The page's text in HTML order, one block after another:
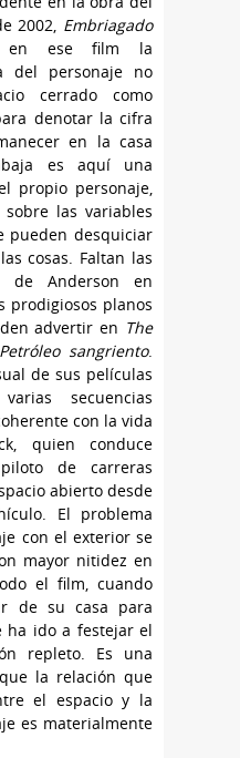
2002, Embriagado
en ese film la
del personaje no
cerrado como
denotar la cifra
en la casa
es aquí una
propio personaje,
las variables
pueden desquiciar
cosas. Faltan las
de Anderson en
prodigiosos planos
advertir en The
Petróleo sangriento.
de sus películas
secuencias
con la vida
quien conduce
de carreras
abierto desde
El problema
con el exterior se
mayor nitidez en
el film, cuando
de su casa para
ha ido a festejar el
repleto. Es una
la relación que
el espacio y la
es materialmente